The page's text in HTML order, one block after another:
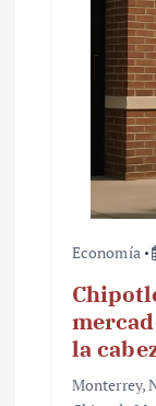
Economía
la
Monterrey,